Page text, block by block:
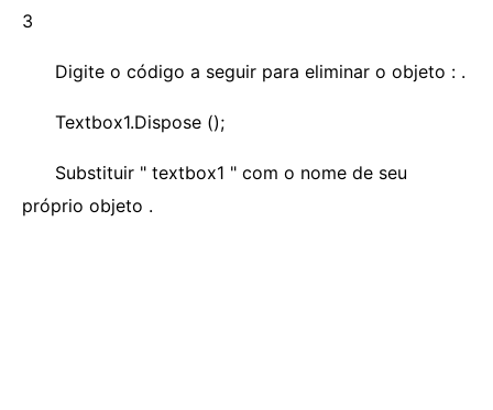
3
Digite o código a seguir para eliminar o objeto : .
Textbox1.Dispose ();
Substituir " textbox1 " com o nome de seu
próprio objeto .